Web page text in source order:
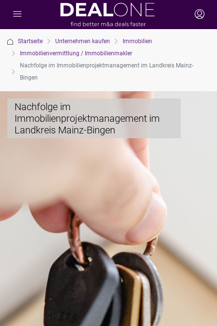
Startseite Unternehmen kaufen
Immobilien
Immobilienvermittlung / Immobilienmakler
Nachfolge im Immobilienprojektmanagement im Landkreis Mainz-
Bingen
Nachfolge im
Immobilienprojektmanagement im
Landkreis Mainz-Bingen